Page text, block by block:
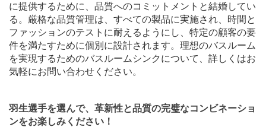
に提供するために、品質へのコミットメントと結婚してい
る。厳格な品質管理は、すべての製品に実施され、時間と
ファッションのテストに耐えるようにし、特定の顧客の要
件を満たすために個別に設計されます。理想のバスルーム
を実現するためのバスルームシンクについて、詳しくはお
気軽にお問い合わせください。
羽生選手を選んで、革新性と品質の完璧なコンビネーショ
ンをお楽しみください！